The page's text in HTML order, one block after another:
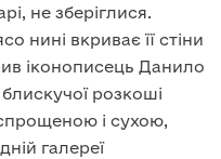
не зберіглися.
нині вкриває її стіни
іконописець Данило
розкоші
і сухою,
галереї